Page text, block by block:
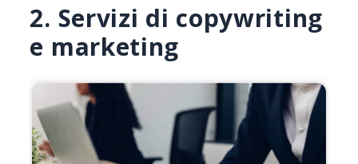
2. Servizi di copywriting
e marketing